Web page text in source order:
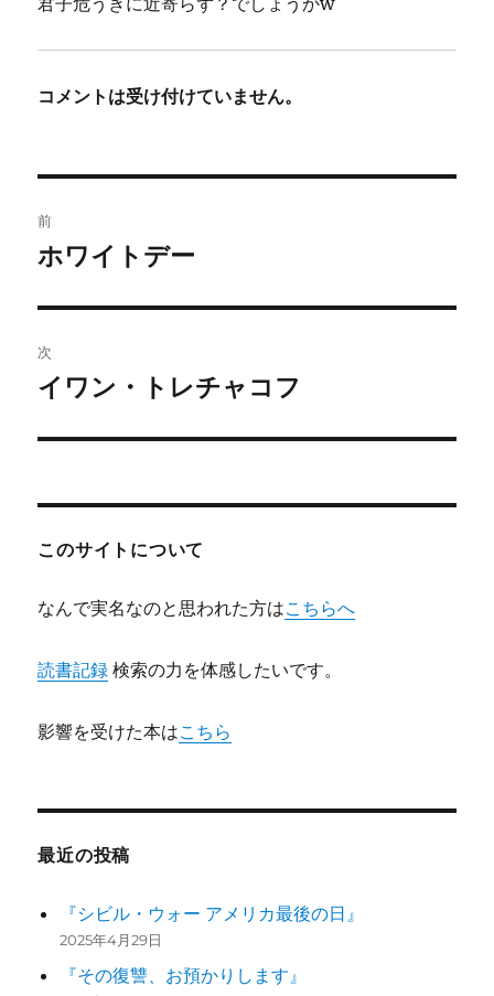
コメントは受け付けていません。
稿
ビ
ゲ
ー
前
前
投
稿:
ホワイトデー
次
次
投
イワン・トレチャコフ
このサイトについて
なんで実名なのと思われた方はこちらへ
読書記録 検索の力を体感したいです。
影響を受けた本はこちら
最近の投稿
『シビル・ウォー アメリカ最後の日』
2025年4月29日
『その復讐、お預かりします』